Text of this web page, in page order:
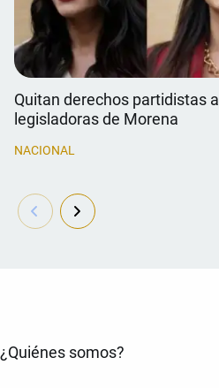
Quitan derechos partidistas a
legisladoras de Morena
NACIONAL
¿Quiénes somos?